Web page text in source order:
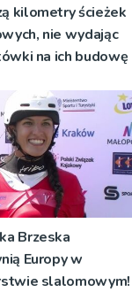
kilometry ścieżek
nie wydając
na ich budowę
Brzeska
Europy w
slalomowym!